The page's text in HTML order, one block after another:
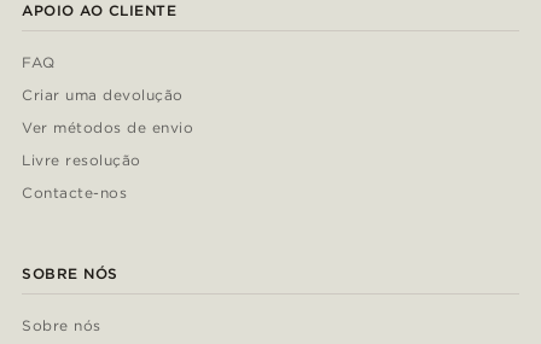
APOIO AO CLIENTE
FAQ
Criar uma devolução
Ver métodos de envio
Livre resolução
Contacte-nos
SOBRE NÓS
Sobre nós